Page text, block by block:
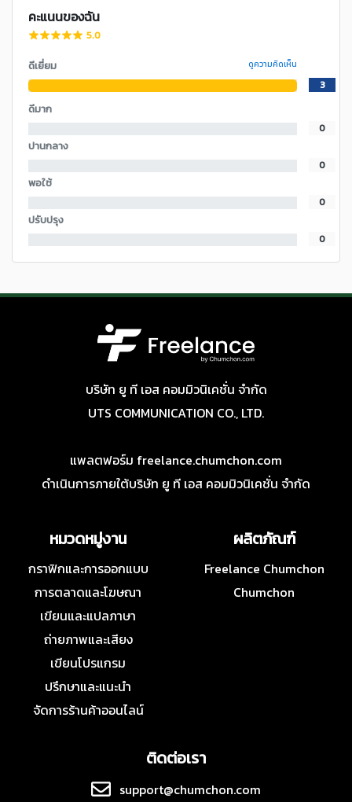
คะแนนของฉัน
5.0
ดีเยี่ยม ดูความคิดเห็น
3
ดีมาก
0
ปานกลาง
0
พอใช้
0
ปรับปรุง
0
บริษัท ยู ที เอส คอมมิวนิเคชั่น จำกัด
UTS COMMUNICATION CO., LTD.
แพลตฟอร์ม freelance.chumchon.com
ดำเนินการภายใต้บริษัท ยู ที เอส คอมมิวนิเคชั่น จำกัด
หมวดหมู่งาน
กราฟิกและการออกแบบ
การตลาดและโฆษณา
เขียนและแปลภาษา
ถ่ายภาพและเสียง
เขียนโปรแกรม
ปรึกษาและแนะนำ
จัดการร้านค้าออนไลน์
ผลิตภัณฑ์
Freelance Chumchon
Chumchon
ติดต่อเรา
support@chumchon.com